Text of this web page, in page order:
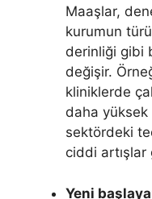
Maaşlar,
kurumun
derinliği gibi
değişir.
kliniklerde
daha yüksek
sektördeki
ciddi artışlar
Yeni